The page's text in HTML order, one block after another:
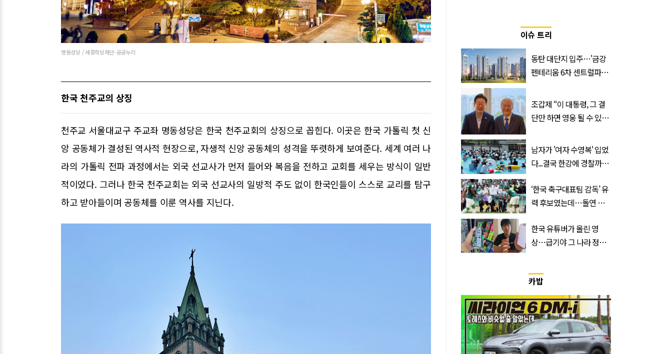
명동성당 / 세종학당재단-공공누리
한국 천주교의 상징
천주교 서울대교구 주교좌 명동성당은 한국 천주교회의 상징으로 꼽힌다. 이곳은 한국 가톨릭 첫 신
앙 공동체가 결성된 역사적 현장으로, 자생적 신앙 공동체의 성격을 뚜렷하게 보여준다. 세계 여러 나
라의 가톨릭 전파 과정에서는 외국 선교사가 먼저 들어와 복음을 전하고 교회를 세우는 방식이 일반
적이었다. 그러나 한국 천주교회는 외국 선교사의 일방적 주도 없이 한국인들이 스스로 교리를 탐구
하고 받아들이며 공동체를 이룬 역사를 지닌다.
이슈 트리
동탄 대단지 입주…'금강
펜테리움 6차 센트럴파크'
는?
조갑제 “이 대통령, 그 결
단만 하면 영웅 될 수 있
남자가 '여자 수영복' 입었
다...결국 한강에 경찰까지
‘한국 축구대표팀 감독’ 유
력 후보였는데…돌연 코
‘거장’
한국 유튜버가 올린 영
상…급기야 그 나라 정부
카밥